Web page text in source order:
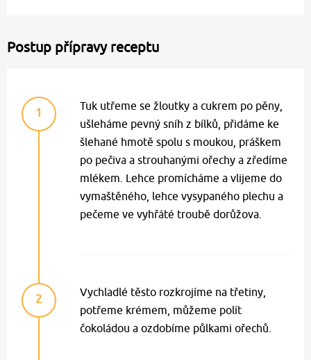
Postup přípravy receptu
1
Tuk utřeme se žloutky a cukrem po pěny,
ušleháme pevný sníh z bílků, přidáme ke
šlehané hmotě spolu s moukou, práškem
po pečiva a strouhanými ořechy a zředíme
mlékem. Lehce promícháme a vlijeme do
vymaštěného, lehce vysypaného plechu a
pečeme ve vyhřáté troubě dorůžova.
2
Vychladlé těsto rozkrojíme na třetiny,
potřeme krémem, můžeme polít
čokoládou a ozdobíme půlkami ořechů.